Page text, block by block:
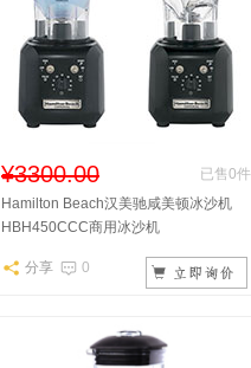
¥3300.00
已售0件
Hamilton Beach汉美驰咸美顿冰沙机
HBH450CCC商用冰沙机
分享 0